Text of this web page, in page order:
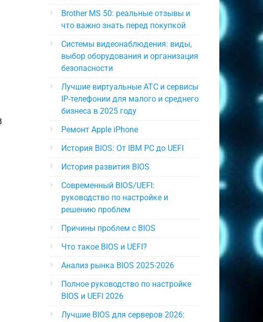
Brother MS 50: реальные отзывы и
что важно знать перед покупкой
Системы видеонаблюдения: виды,
выбор оборудования и организация
безопасности
Лучшие виртуальные АТС и сервисы
IP-телефонии для малого и среднего
бизнеса в 2025 году
Ремонт Apple iPhone
История BIOS: От IBM PC до UEFI
История развития BIOS
Современный BIOS/UEFI:
руководство по настройке и
решению проблем
Причины проблем с BIOS
Что такое BIOS и UEFI?
Анализ рынка BIOS 2025-2026
Полное руководство по настройке
BIOS и UEFI 2026
Лучшие BIOS для серверов 2026: